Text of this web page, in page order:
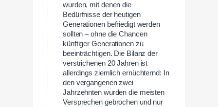
wurden, mit denen die
Bedürfnisse der heutigen
Generationen befriedigt werden
sollten – ohne die Chancen
künftiger Generationen zu
beeinträchtigen. Die Bilanz der
verstrichenen 20 Jahren ist
allerdings ziemlich ernüchternd: In
den vergangenen zwei
Jahrzehnten wurden die meisten
Versprechen gebrochen und nur